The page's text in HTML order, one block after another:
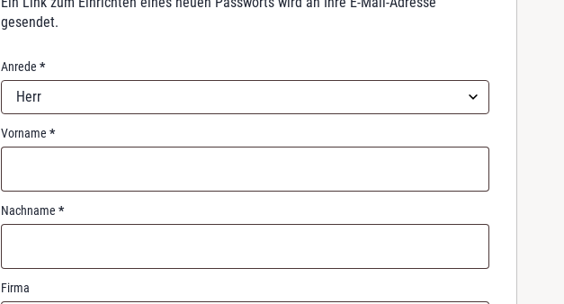
gesendet.
Anrede *
Herr
Vorname *
Nachname *
Firma